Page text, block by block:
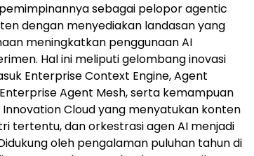
sebagai pelopor agentic
dengan menyediakan landasan yang
meningkatkan penggunaan AI
Hal ini meliputi gelombang inovasi
Enterprise Context Engine, Agent
Agent Mesh, serta kemampuan
Cloud yang menyatukan konten
tertentu, dan orkestrasi agen AI menjadi
oleh pengalaman puluhan tahun di